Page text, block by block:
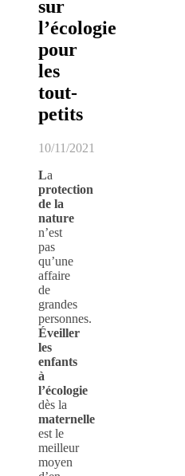
sur
l’écologie
pour
les
tout-
petits
10/11/2021
La
protection
de la
nature
n’est
pas
qu’une
affaire
de
grandes
personnes.
Éveiller
les
enfants
à
l’écologie
dès la
maternelle
est le
meilleur
moyen